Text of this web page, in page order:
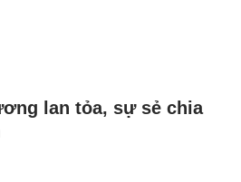
lan tỏa, sự sẻ chia